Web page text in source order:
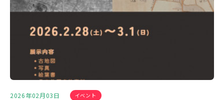
2026年02月03日 イベント